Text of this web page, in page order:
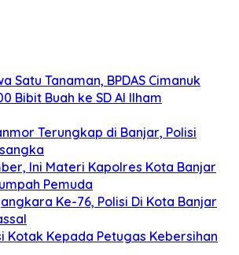
Satu Tanaman, BPDAS Cimanuk
Bibit Buah ke SD Al Ilham
Terungkap di Banjar, Polisi
Ini Materi Kapolres Kota Banjar
Pemuda
Ke-76, Polisi Di Kota Banjar
Kotak Kepada Petugas Kebersihan